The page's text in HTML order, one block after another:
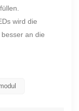
wird die
an die